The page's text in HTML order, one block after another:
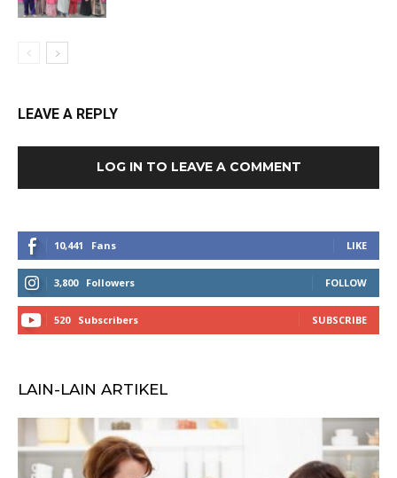
LEAVE A REPLY
LOG IN TO LEAVE A COMMENT
10,441 Fans LIKE
3,800 Followers FOLLOW
520 Subscribers SUBSCRIBE
LAIN-LAIN ARTIKEL